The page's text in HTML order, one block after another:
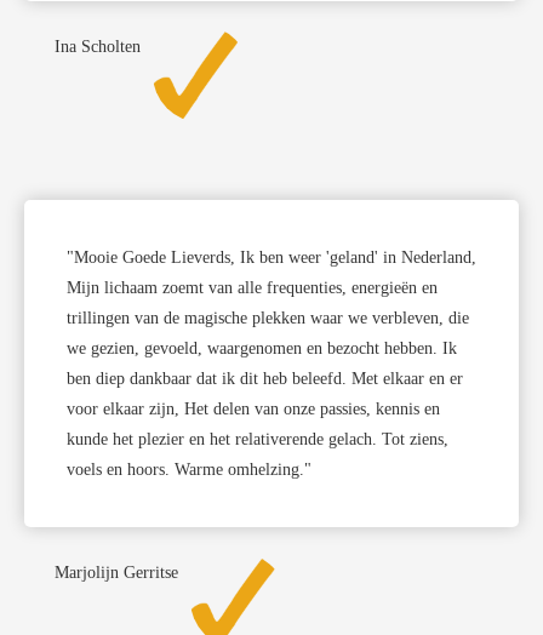
Ina Scholten
"Mooie Goede Lieverds, Ik ben weer 'geland' in Nederland,
Mijn lichaam zoemt van alle frequenties, energieën en
trillingen van de magische plekken waar we verbleven, die
we gezien, gevoeld, waargenomen en bezocht hebben. Ik
ben diep dankbaar dat ik dit heb beleefd. Met elkaar en er
voor elkaar zijn, Het delen van onze passies, kennis en
kunde het plezier en het relativerende gelach. Tot ziens,
voels en hoors. Warme omhelzing."
Marjolijn Gerritse